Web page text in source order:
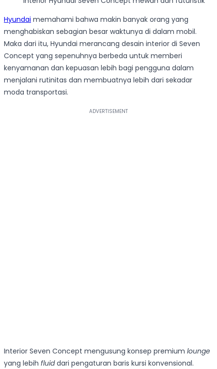
Hyundai memahami bahwa makin banyak orang yang
menghabiskan sebagian besar waktunya di dalam mobil.
Maka dari itu, Hyundai merancang desain interior di Seven
Concept yang sepenuhnya berbeda untuk memberi
kenyamanan dan kepuasan lebih bagi pengguna dalam
menjalani rutinitas dan membuatnya lebih dari sekadar
moda transportasi.
Interior Seven Concept mengusung konsep premium lounge
yang lebih fluiddari pengaturan baris kursi konvensional.